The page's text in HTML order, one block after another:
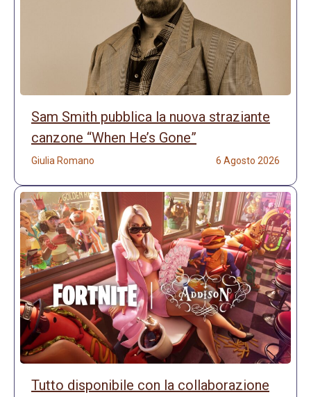
Sam Smith pubblica la nuova straziante
canzone “When He’s Gone”
Giulia Romano 6 Agosto 2026
Tutto disponibile con la collaborazione